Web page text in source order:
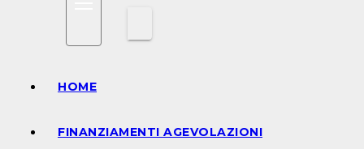
HOME
FINANZIAMENTI AGEVOLAZIONI